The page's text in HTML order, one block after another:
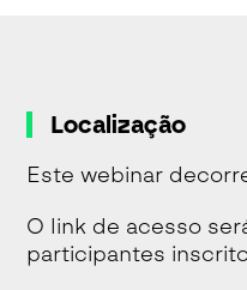
Localização
Este webinar
O link de acesso
participantes